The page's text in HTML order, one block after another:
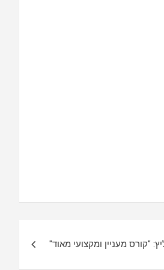
"קורס מעניין ומקצועי מאוד"